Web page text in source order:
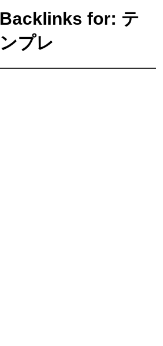
Backlinks for: テ
ンプレ